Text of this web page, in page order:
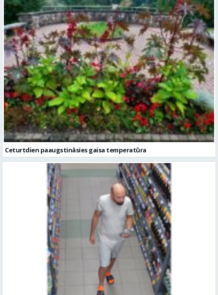
Ceturtdien paaugstināsies gaisa temperatūra